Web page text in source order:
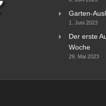
Garten-
1. Juni 2023
Der erste
Woche
29. Mai 2023